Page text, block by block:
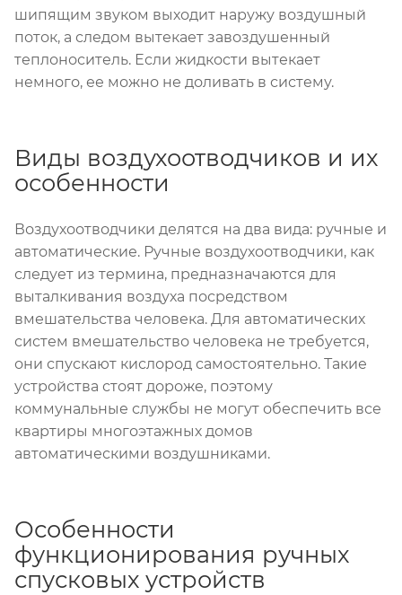
шипящим звуком выходит наружу воздушный
поток, а следом вытекает завоздушенный
теплоноситель. Если жидкости вытекает
немного, ее можно не доливать в систему.
Виды воздухоотводчиков и их
особенности
Воздухоотводчики делятся на два вида: ручные и
автоматические. Ручные воздухоотводчики, как
следует из термина, предназначаются для
выталкивания воздуха посредством
вмешательства человека. Для автоматических
систем вмешательство человека не требуется,
они спускают кислород самостоятельно. Такие
устройства стоят дороже, поэтому
коммунальные службы не могут обеспечить все
квартиры многоэтажных домов
автоматическими воздушниками.
Особенности
функционирования ручных
спусковых устройств